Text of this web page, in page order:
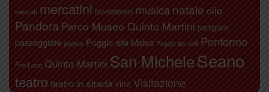
mercati mercatini Montalbiolo musica natale olio
Pandora Parco Museo Quinto Martini partigiani
passeggiate poesia Poggio alla Malva Poggio dei colli Pontormo
Pro Loco Quinto Martini San MicheleSeano
teatro teatro in strada vino Visitazione